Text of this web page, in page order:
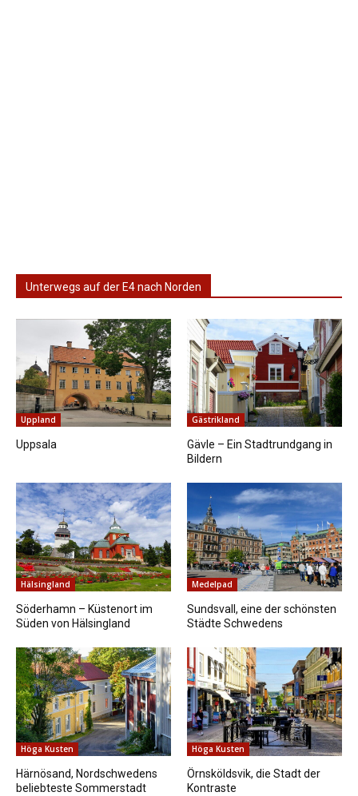
Unterwegs auf der E4 nach Norden
Uppland
Uppsala
Gästrikland
Gävle – Ein Stadtrundgang in
Bildern
Hälsingland
Söderhamn – Küstenort im
Süden von Hälsingland
Medelpad
Sundsvall, eine der schönsten
Städte Schwedens
Höga Kusten
Härnösand, Nordschwedens
beliebteste Sommerstadt
Höga Kusten
Örnsköldsvik, die Stadt der
Kontraste